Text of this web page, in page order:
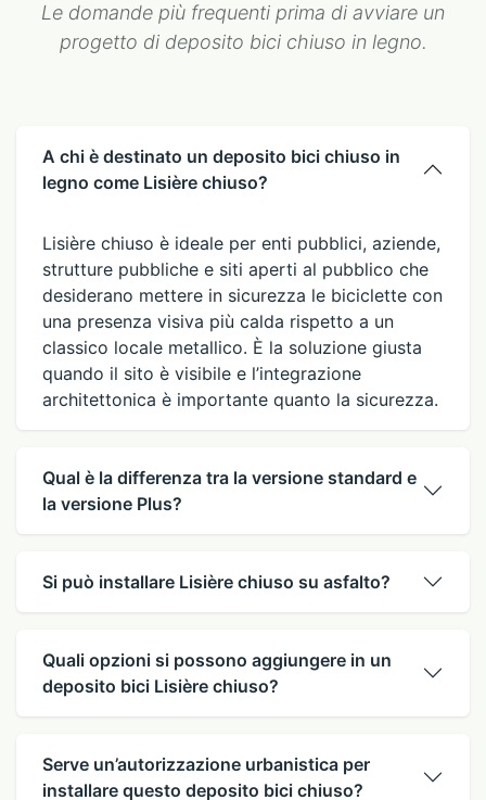
Le domande più frequenti prima di avviare un
progetto di deposito bici chiuso in legno.
A chi è destinato un deposito bici chiuso in
legno come Lisière chiuso?
Lisière chiuso è ideale per enti pubblici, aziende,
strutture pubbliche e siti aperti al pubblico che
desiderano mettere in sicurezza le biciclette con
una presenza visiva più calda rispetto a un
classico locale metallico. È la soluzione giusta
quando il sito è visibile e l’integrazione
architettonica è importante quanto la sicurezza.
Qual è la differenza tra la versione standard e
la versione Plus?
Si può installare Lisière chiuso su asfalto?
Quali opzioni si possono aggiungere in un
deposito bici Lisière chiuso?
Serve un’autorizzazione urbanistica per
installare questo deposito bici chiuso?